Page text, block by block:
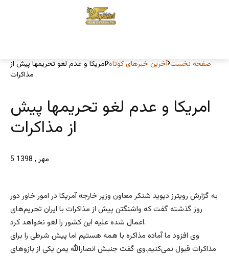
صفحه نخست آخرین خبرهای کوتاه امریکا و عدم لغو تحریمها پیش از
مذاکرات
امریکا و عدم لغو تحریمها پیش
از مذاکرات
5 مهر , 1398
به گزارش رویترز دیوید شنکر معاون وزیر خارجه آمریکا در امور خاور دور
روز گذشته گفت که واشنگتن پیش از مذاکرات با ایران تحریم‌های
اعمال شده علیه این کشور را لغو نخواهد کرد.
وی افزود ما آماده مذاکره با همه هستیم اما پیش شرطی را برای
مذاکرات قبول نمی‌کنیم.وی گفت جنبش انصارالله یمن یکی از بازوهای